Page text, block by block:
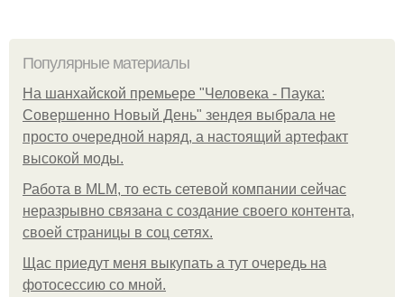
Популярные материалы
На шанхайской премьере "Человека - Паука:
Совершенно Новый День" зендея выбрала не
просто очередной наряд, а настоящий артефакт
высокой моды.
Работа в MLM, то есть сетевой компании сейчас
неразрывно связана с создание своего контента,
своей страницы в соц сетях.
Щас приедут меня выкупать а тут очередь на
фотосессию со мной.